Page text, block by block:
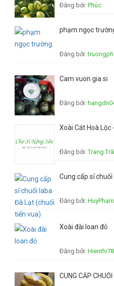
Đăng bởi: Phúc
phạm ngọc
Đăng bởi:
Cam vuon gia si
Đăng bởi:
Xoài Cát Hoà
Đăng bởi:Trang
Cung cấp sỉ
Đăng bởi: HuyPham
Xoài đài loan đỏ
Đăng bởi:
CUNG CẤP